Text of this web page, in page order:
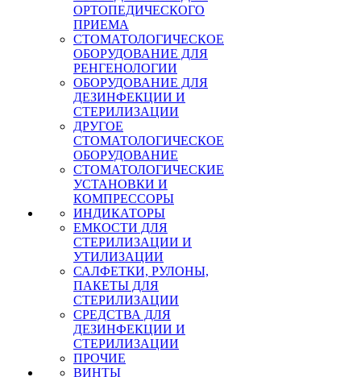
ОРТОПЕДИЧЕСКОГО
ПРИЕМА
СТОМАТОЛОГИЧЕСКОЕ
ОБОРУДОВАНИЕ ДЛЯ
РЕНГЕНОЛОГИИ
ОБОРУДОВАНИЕ ДЛЯ
ДЕЗИНФЕКЦИИ И
СТЕРИЛИЗАЦИИ
ДРУГОЕ
СТОМАТОЛОГИЧЕСКОЕ
ОБОРУДОВАНИЕ
СТОМАТОЛОГИЧЕСКИЕ
УСТАНОВКИ И
КОМПРЕССОРЫ
ИНДИКАТОРЫ
ЕМКОСТИ ДЛЯ
СТЕРИЛИЗАЦИИ И
УТИЛИЗАЦИИ
САЛФЕТКИ, РУЛОНЫ,
ПАКЕТЫ ДЛЯ
СТЕРИЛИЗАЦИИ
СРЕДСТВА ДЛЯ
ДЕЗИНФЕКЦИИ И
СТЕРИЛИЗАЦИИ
ПРОЧИЕ
ВИНТЫ